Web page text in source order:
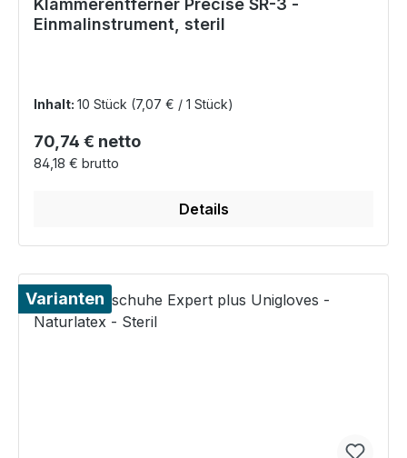
Klammerentferner Precise SR-3 -
Einmalinstrument, steril
Inhalt: 10 Stück (7,07 € / 1 Stück)
Regulärer Preis:
70,74 € netto
84,18 € brutto
Details
Varianten